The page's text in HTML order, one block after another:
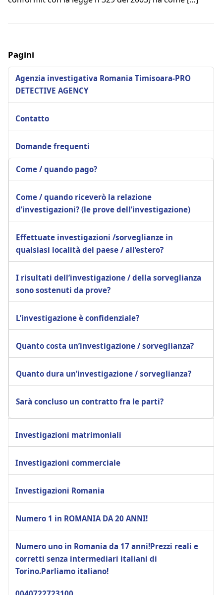
Pagini
Agenzia investigativa Romania Timisoara-PRO
DETECTIVE AGENCY
Contatto
Domande frequenti
Come / quando pago?
Come / quando riceverò la relazione
d’investigazioni? (le prove dell’investigazione)
Effettuate investigazioni /sorveglianze in
qualsiasi località del paese / all’estero?
I risultati dell’investigazione / della sorveglianza
sono sostenuti da prove?
L’investigazione è confidenziale?
Quanto costa un’investigazione / sorveglianza?
Quanto dura un’investigazione / sorveglianza?
Sarà concluso un contratto fra le parti?
Investigazioni matrimoniali
Investigazioni commerciale
Investigazioni Romania
Numero 1 in ROMANIA DA 20 ANNI!
Numero uno in Romania da 17 anni!Prezzi reali e
corretti senza intermediari italiani di
Torino.Parliamo italiano!